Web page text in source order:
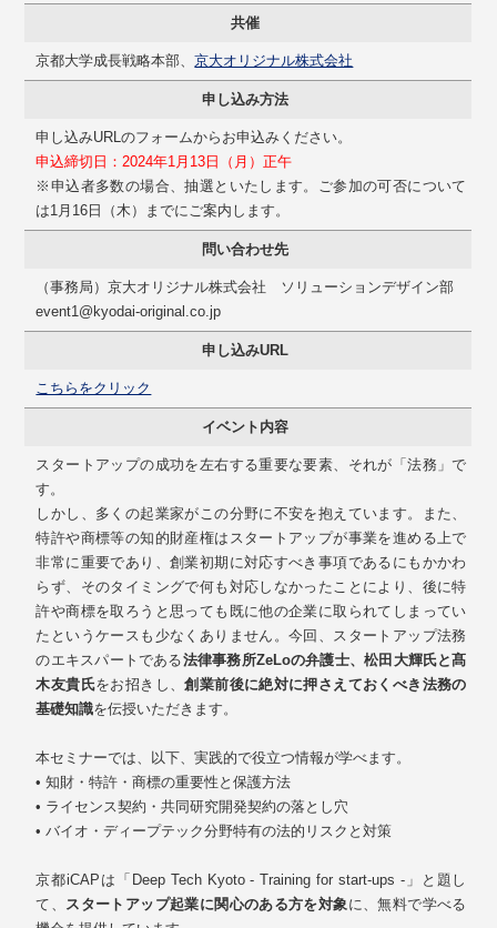
共催
京都大学成長戦略本部、京大オリジナル株式会社
申し込み方法
申し込みURLのフォームからお申込みください。
申込締切日：2024年1月13日（月）正午
※申込者多数の場合、抽選といたします。ご参加の可否について
は1月16日（木）までにご案内します。
問い合わせ先
（事務局）京大オリジナル株式会社 ソリューションデザイン部
event1@kyodai-original.co.jp
申し込みURL
こちらをクリック
イベント内容
スタートアップの成功を左右する重要な要素、それが「法務」で
す。
しかし、多くの起業家がこの分野に不安を抱えています。また、
特許や商標等の知的財産権はスタートアップが事業を進める上で
非常に重要であり、創業初期に対応すべき事項であるにもかかわ
らず、そのタイミングで何も対応しなかったことにより、後に特
許や商標を取ろうと思っても既に他の企業に取られてしまってい
たというケースも少なくありません。今回、スタートアップ法務
のエキスパートである法律事務所ZeLoの弁護士、松田大輝氏と髙
木友貴氏をお招きし、創業前後に絶対に押さえておくべき法務の
基礎知識を伝授いただきます。
本セミナーでは、以下、実践的で役立つ情報が学べます。
• 知財・特許・商標の重要性と保護方法
• ライセンス契約・共同研究開発契約の落とし穴
• バイオ・ディープテック分野特有の法的リスクと対策
京都iCAPは「Deep Tech Kyoto - Training for start-ups -」と題し
て、
スタートアップ起業に関心のある方を対象 に、無料で学べる